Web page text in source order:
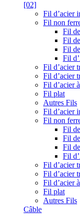
[02]
Fil d’acier
Fil non
Fil
Fil
Fil
Fil
Fil d’acier
Fil d’acier
Fil d’acier
Fil plat
Autres Fils
Fil d’acier
Fil non
Fil
Fil
Fil
Fil
Fil d’acier
Fil d’acier
Fil d’acier
Fil plat
Autres Fils
Câble